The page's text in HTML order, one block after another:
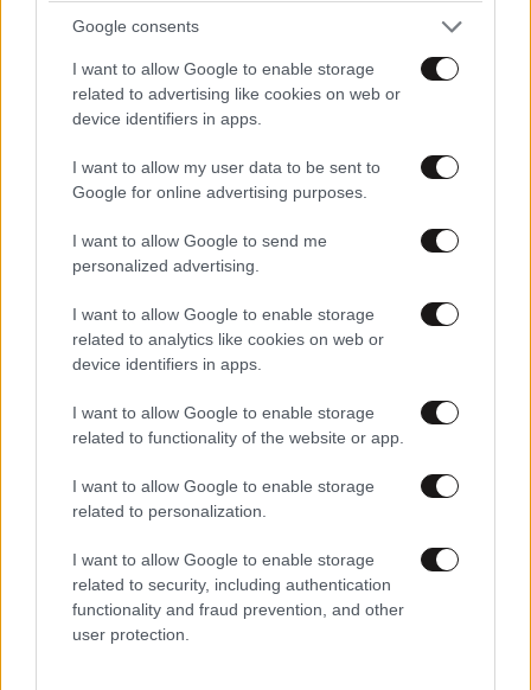
Google consents
I want to allow Google to enable storage
related to advertising like cookies on web or
device identifiers in apps.
I want to allow my user data to be sent to
Google for online advertising purposes.
I want to allow Google to send me
personalized advertising.
I want to allow Google to enable storage
related to analytics like cookies on web or
device identifiers in apps.
I want to allow Google to enable storage
related to functionality of the website or app.
I want to allow Google to enable storage
related to personalization.
I want to allow Google to enable storage
related to security, including authentication
functionality and fraud prevention, and other
user protection.
Βίντεο-ντοκουμέντο από το θανατηφόρο
τροχαίο στις Σέρρες: Η στιγμή που το ΙΧ μπαίνει
στο αντίθετο ρεύμα – Ακαριαία πέθαναν γιος
και μητέρα